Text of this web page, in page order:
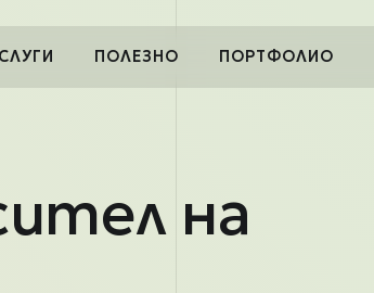
ПОЛЕЗНО ПОРТФОЛИО
на